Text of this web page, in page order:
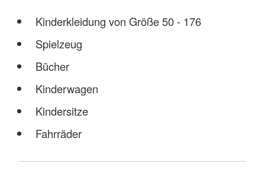
Kinderkleidung von Größe 50 - 176
Spielzeug
Bücher
Kinderwagen
Kindersitze
Fahrräder